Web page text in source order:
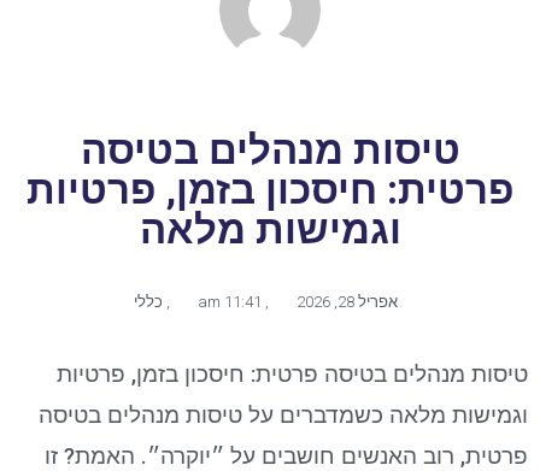
טיסות מנהלים בטיסה
פרטית: חיסכון בזמן, פרטיות
וגמישות מלאה
אפריל 28, 2026 ,
, כללי
טיסות מנהלים בטיסה פרטית: חיסכון בזמן, פרטיות
וגמישות מלאה כשמדברים על טיסות מנהלים בטיסה
פרטית, רוב האנשים חושבים על ״יוקרה״. האמת? זו